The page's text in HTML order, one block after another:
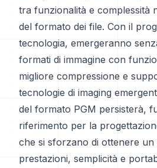
tra funzionalità e complessità
del formato dei file. Con il
tecnologia, emergeranno
formati di immagine con
migliore compressione e
tecnologie di imaging
del formato PGM persisterà,
riferimento per la
che si sforzano di ottenere un
prestazioni, semplicità e